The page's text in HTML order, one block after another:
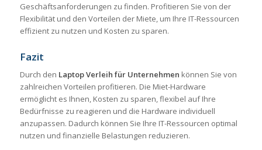
Geschäftsanforderungen zu finden. Profitieren Sie von der
Flexibilität und den Vorteilen der Miete, um Ihre IT-Ressourcen
effizient zu nutzen und Kosten zu sparen.
Fazit
Durch den Laptop Verleih für Unternehmen können Sie von
zahlreichen Vorteilen profitieren. Die Miet-Hardware
ermöglicht es Ihnen, Kosten zu sparen, flexibel auf Ihre
Bedürfnisse zu reagieren und die Hardware individuell
anzupassen. Dadurch können Sie Ihre IT-Ressourcen optimal
nutzen und finanzielle Belastungen reduzieren.